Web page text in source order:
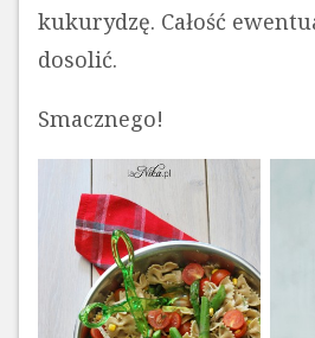
kukurydzę. Całość
dosolić.
Smacznego!